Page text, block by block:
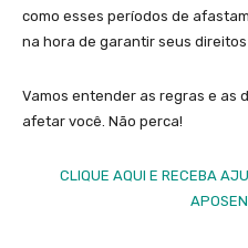
como esses períodos de
na hora de garantir seus
Vamos entender as regras e as
afetar você. Não perca!
CLIQUE AQUI E RECEBA